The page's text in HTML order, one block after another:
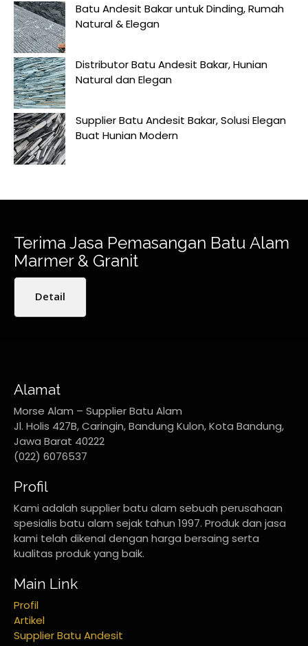
Batu Andesit Bakar untuk Dinding, Rumah
Natural & Elegan
Distributor Batu Andesit Bakar, Hunian
Natural dan Elegan
Supplier Batu Andesit Bakar, Solusi Elegan
Buat Hunian Modern
Terima Jasa Pemasangan Batu Alam
Marmer & Granit
Detail
Alamat
Morse Alam – Supplier Batu Alam
Jl. Holis 427B, Caringin, Bandung Kulon, Kota Bandung,
Jawa Barat 40222
(022) 6076537
Profil
Kami adalah supplier batu alam sebuah perusahaan
spesialis batu alam sejak tahun 1997. Produk dan jasa
kami telah dikenal dengan harga bersaing serta
kualitas produk yang baik.
Main Link
Profil
Artikel
Supplier Batu Andesit